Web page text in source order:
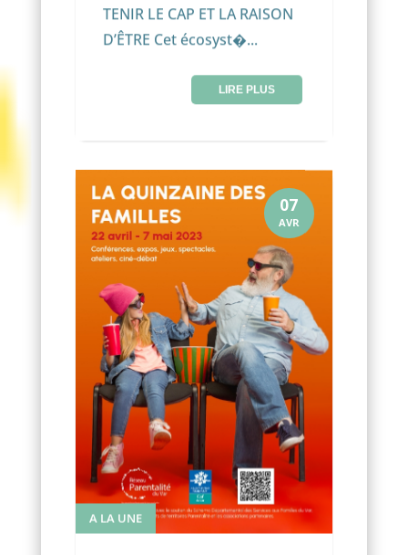
TENIR LE CAP ET LA RAISON
D’ÊTRE Cet écosyst�...
LIRE PLUS
07
AVR
A LA UNE